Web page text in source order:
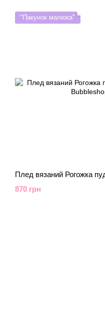
"Пакунок малюка"
Плед вязаний Рогожка
870 грн